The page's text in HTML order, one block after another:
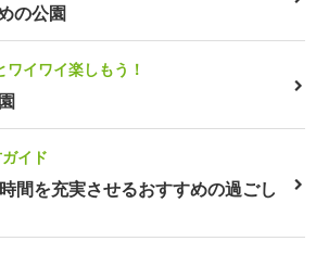
の公園
イワイ楽しもう！
イド
間を充実させるおすすめの過ごし